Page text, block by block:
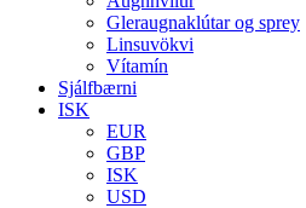
Gleraugnaklútar og sprey
Linsuvökvi
Vítamín
Sjálfbærni
ISK
EUR
GBP
ISK
USD